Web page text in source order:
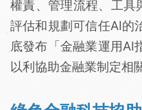
權責、管理流程、工具
評估和規劃可信任AI的
底發布「金融業運用AI
以利協助金融業制定相